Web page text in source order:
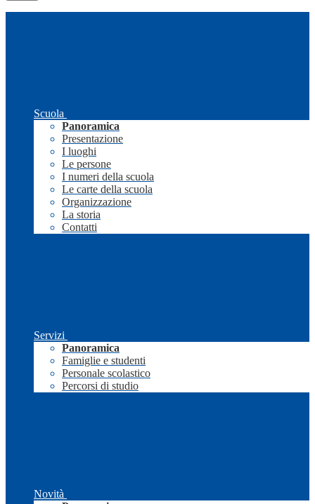
Scuola
Panoramica
Presentazione
I luoghi
Le persone
I numeri della scuola
Le carte della scuola
Organizzazione
La storia
Contatti
Servizi
Panoramica
Famiglie e studenti
Personale scolastico
Percorsi di studio
Novità